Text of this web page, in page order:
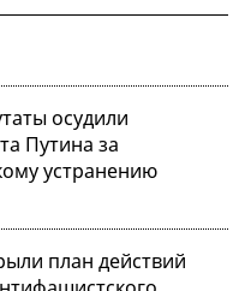
осудили
Путина за
устранению
план действий